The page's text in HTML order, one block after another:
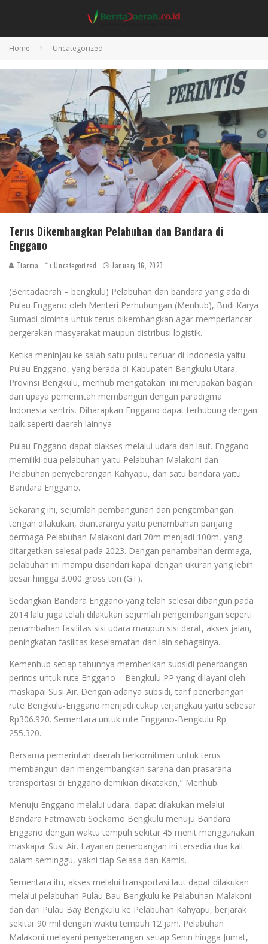
Home Uncategorized
Terus Dikembangkan Pelabuhan dan Bandara di
Enggano
Tiarma Uncategorized January 16, 2023
(Beritadaerah – bengkulu) Pelabuhan dan bandara yang ada di
Pulau Enggano oleh Menteri Perhubungan (Menhub), Budi Karya
Sumadi diminta untuk terus dikembangkan agar memperlancar
pergerakan masyarakat maupun distribusi logistik.
Ketika meninjau ke salah satu pulau terluar di Indonesia yaitu
Pulau Enggano, yang berada di Kabupaten Bengkulu Utara,
Provinsi Bengkulu, menhub mengatakan ini merupakan bagian
dari upaya pemerintah membangun dengan paradigma
Indonesia sentris. Diharapkan Enggano dapat terhubung dengan
baik seperti daerah lainnya
Pulau Enggano dapat diakses melalui udara dan laut. Enggano
memiliki dua pelabuhan yaitu Pelabuhan Malakoni dan
Pelabuhan penyeberangan Kahyapu, dan satu bandara yaitu
Bandara Enggano.
Sekarang ini, sejumlah pembangunan dan pengembangan
tengah dilakukan, diantaranya yaitu penambahan panjang
dermaga Pelabuhan Malakoni dari 70m menjadi 100m, yang
ditargetkan selesai pada 2023. Dengan penambahan dermaga,
pelabuhan ini mampu disandari kapal dengan ukuran yang lebih
besar hingga 3.000 gross ton (GT).
Sedangkan Bandara Enggano yang telah selesai dibangun pada
2014 lalu juga telah dilakukan sejumlah pengembangan seperti
penambahan fasilitas sisi udara maupun sisi darat, akses jalan,
peningkatan fasilitas keselamatan dan lain sebagainya.
Kemenhub setiap tahunnya memberikan subsidi penerbangan
perintis untuk rute Enggano – Bengkulu PP yang dilayani oleh
maskapai Susi Air. Dengan adanya subsidi, tarif penerbangan
rute Bengkulu-Enggano menjadi cukup terjangkau yaitu sebesar
Rp306.920. Sementara untuk rute Enggano-Bengkulu Rp
255.320.
Bersama pemerintah daerah berkomitmen untuk terus
membangun dan mengembangkan sarana dan prasarana
transportasi di Enggano demikian dikatakan,” Menhub.
Menuju Enggano melalui udara, dapat dilakukan melalui
Bandara Fatmawati Soekarno Bengkulu menuju Bandara
Enggano dengan waktu tempuh sekitar 45 menit menggunakan
maskapai Susi Air. Layanan penerbangan ini tersedia dua kali
dalam seminggu, yakni tiap Selasa dan Kamis.
Sementara itu, akses melalui transportasi laut dapat dilakukan
melalui pelabuhan Pulau Bau Bengkulu ke Pelabuhan Malakoni
dan dari Pulau Bay Bengkulu ke Pelabuhan Kahyapu, berjarak
sekitar 90 mil dengan waktu tempuh 12 jam. Pelabuhan
Malakoni melayani penyeberangan setiap Senin hingga Jumat,